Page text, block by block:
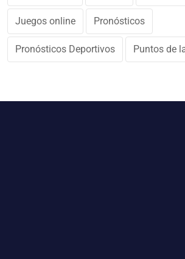
Juegos online Pronósticos
Pronósticos Deportivos Puntos de